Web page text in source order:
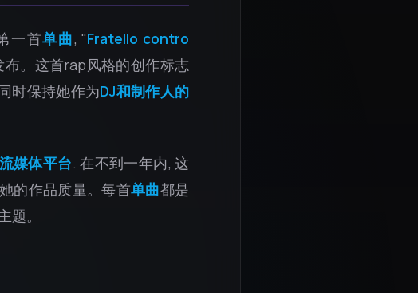
一首单曲, "Fratello contro
。这首rap风格的创作标志
时保持她作为DJ和制作人的
媒体平台. 在不到一年内, 这
的作品质量。每首单曲都是
。